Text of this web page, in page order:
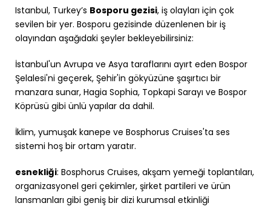
Istanbul, Turkey’s Bosporu gezisi, iş olayları için çok
sevilen bir yer. Bosporu gezisinde düzenlenen bir iş
olayından aşağıdaki şeyler bekleyebilirsiniz:
İstanbul'un Avrupa ve Asya taraflarını ayırt eden Bospor
Şelalesi'ni geçerek, Şehir'in gökyüzüne şaşırtıcı bir
manzara sunar, Hagia Sophia, Topkapi Sarayı ve Bospor
Köprüsü gibi ünlü yapılar da dahil.
İklim, yumuşak kanepe ve Bosphorus Cruises'ta ses
sistemi hoş bir ortam yaratır.
esnekliği: Bosphorus Cruises, akşam yemeği toplantıları,
organizasyonel geri çekimler, şirket partileri ve ürün
lansmanları gibi geniş bir dizi kurumsal etkinliği